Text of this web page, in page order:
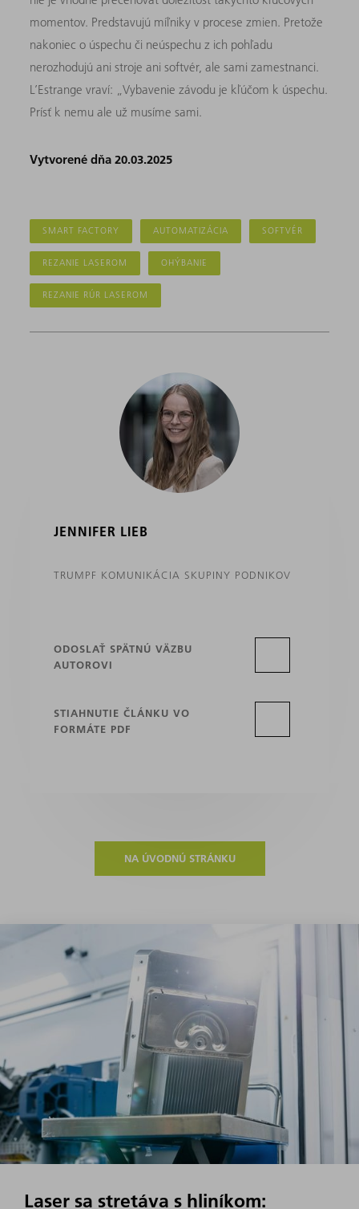
momentov. Predstavujú míľniky v procese zmien. Pretože
nakoniec o úspechu či neúspechu z ich pohľadu
nerozhodujú ani stroje ani softvér, ale sami zamestnanci.
L’Estrange vraví: „Vybavenie závodu je kľúčom k úspechu.
Prísť k nemu ale už musíme sami.
Vytvorené dňa 20.03.2025
SMART FACTORY AUTOMATIZÁCIA SOFTVÉR
REZANIE LASEROM OHÝBANIE
REZANIE RÚR LASEROM
JENNIFER LIEB
TRUMPF KOMUNIKÁCIA SKUPINY PODNIKOV
ODOSLAŤ SPÄTNÚ VÄZBU
AUTOROVI
STIAHNUTIE ČLÁNKU VO
FORMÁTE PDF
NA ÚVODNÚ STRÁNKU
Laser sa stretáva s hliníkom: